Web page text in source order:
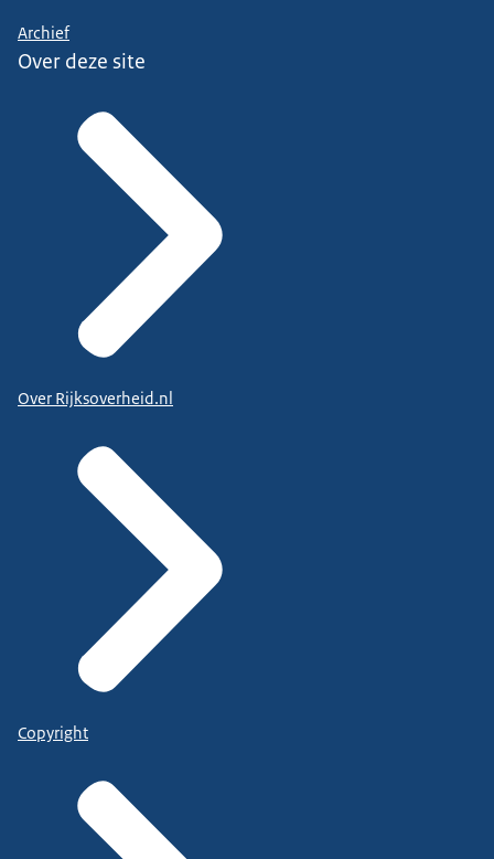
Archief
Over deze site
Over Rijksoverheid.nl
Copyright